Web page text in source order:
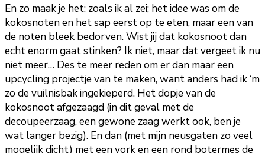
En zo maak je het: zoals ik al zei; het idee was om de
kokosnoten en het sap eerst op te eten, maar een van
de noten bleek bedorven. Wist jij dat kokosnoot dan
echt enorm gaat stinken? Ik niet, maar dat vergeet ik nu
niet meer… Des te meer reden om er dan maar een
upcycling projectje van te maken, want anders had ik ‘m
zo de vuilnisbak ingekieperd. Het dopje van de
kokosnoot afgezaagd (in dit geval met de
decoupeerzaag, een gewone zaag werkt ook, ben je
wat langer bezig). En dan (met mijn neusgaten zo veel
mogelijk dicht) met een vork en een rond botermes de